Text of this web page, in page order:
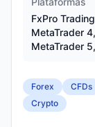
FxPro
MetaTrader 4,
MetaTrader
Forex CFDs
Crypto